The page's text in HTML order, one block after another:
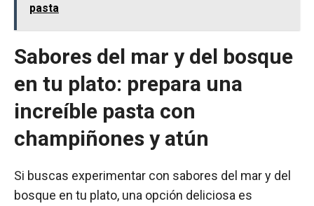
pasta
Sabores del mar y del bosque
en tu plato: prepara una
increíble pasta con
champiñones y atún
Si buscas experimentar con sabores del mar y del
bosque en tu plato, una opción deliciosa es